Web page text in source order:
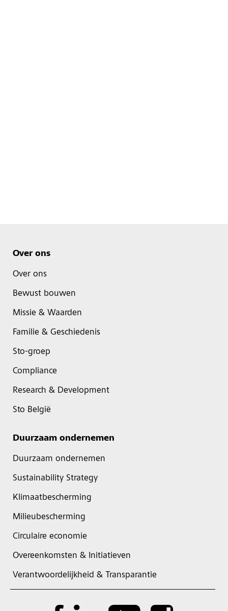
Over ons
Over ons
Bewust bouwen
Missie & Waarden
Familie & Geschiedenis
Sto-groep
Compliance
Research & Development
Sto België
Duurzaam ondernemen
Duurzaam ondernemen
Sustainability Strategy
Klimaatbescherming
Milieubescherming
Circulaire economie
Overeenkomsten & Initiatieven
Verantwoordelijkheid & Transparantie